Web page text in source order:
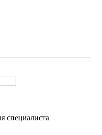
специалиста